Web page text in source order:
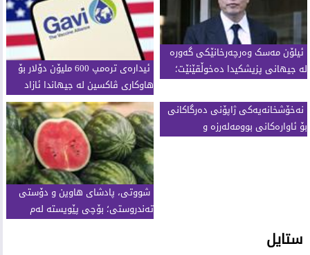
ئیلۆن مەسک وەرچەرخانێکی گەورە
لە جیهانی پزیشکیدا دەخوڵقێنێت؛
ئیدارەی ترەمپ 600 ملیۆن دۆلار بۆ
هاوکاری ڤاکسین لە جیهاندا ئازاد
دەکات
نەخۆشخانەیەکی ژاپۆنی دەرگاکانی
بۆ ئاوارەکانی بوومەلەرزە و
شووتی، پادشای هاوین و دۆستی
تەندروستی؛ بۆچی پێویستە لەم
ستایل